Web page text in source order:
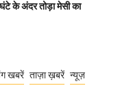
के अंदर तोड़ा मेसी का
खबरें ताज़ा ख़बरें न्यूज़